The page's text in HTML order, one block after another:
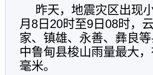
昨天，地震灾区出现
月8日20时至9日08时，
家、镇雄、永善、彝良
中鲁甸县梭山雨量最大
毫米。